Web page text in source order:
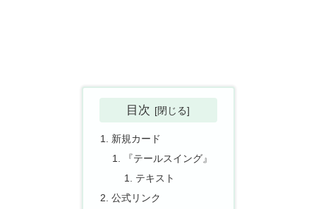
目次
新規カード
『テールスイング』
テキスト
公式リンク